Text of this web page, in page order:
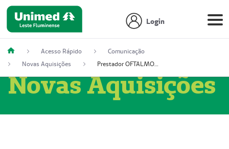
Login
Acesso Rápido
Comunicação
Novas Aquisições
Prestador OFTALMOCLÍNICA SÃO GONÇALO (55004164-2)
Novas Aquisições